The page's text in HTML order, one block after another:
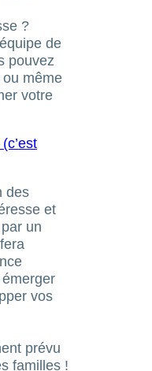
?
de
pouvez
même
votre
des
et
un
vos
prévu
familles !